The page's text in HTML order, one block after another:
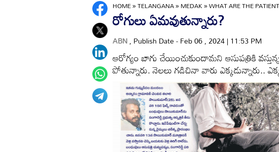
HOME»TELANGANA»MEDAK»WHAT ARE THE
రోగులు ఏమవుతున్నారు?
ABN, Publish Date - Feb 06 , 2024 | 11:53 PM
ఆరోగ్యం బాగు చేయించుకుందామని ఆసుపత్రికి
పోతున్నారు. నెలలు గడిచినా వారు ఎక్కడున్నారు..